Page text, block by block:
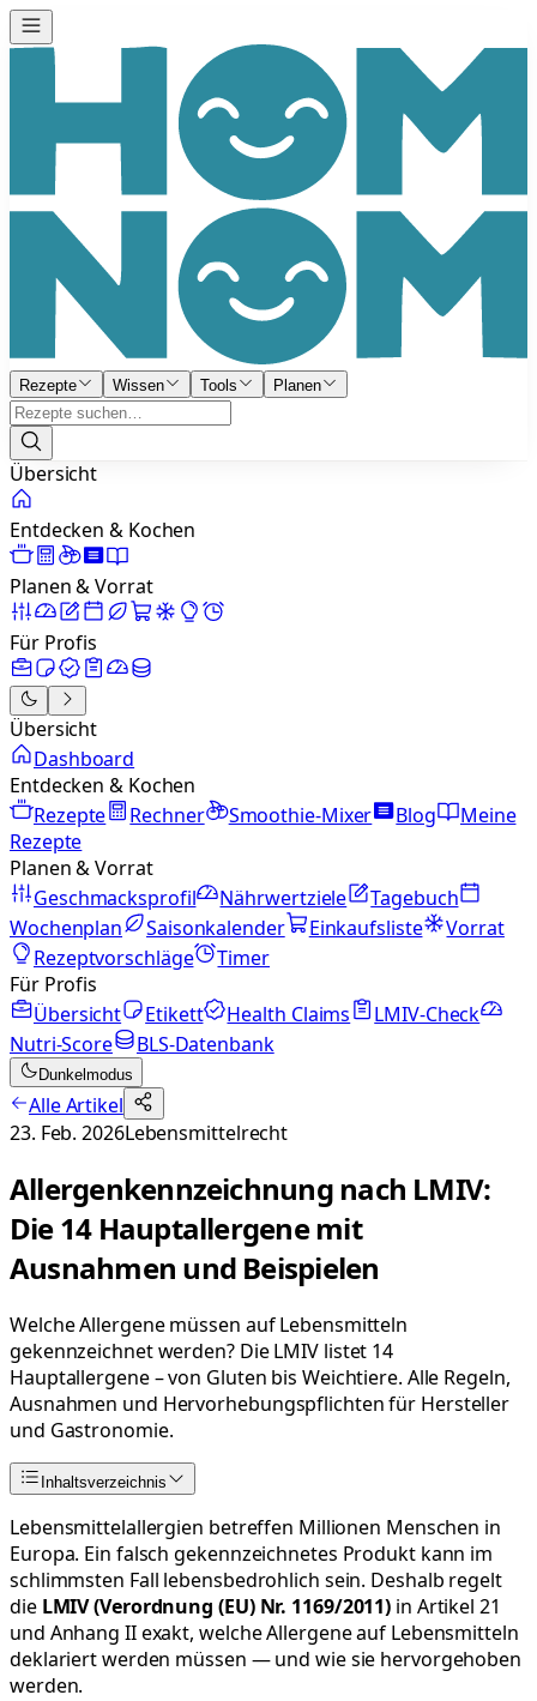
Rezepte Wissen Tools Planen
Übersicht
Entdecken & Kochen
Planen & Vorrat
Für Profis
Übersicht
Dashboard
Entdecken & Kochen
Rezepte
Rechner Smoothie-Mixer Blog
Meine
Rezepte
Planen & Vorrat
Geschmacksprofil
Nährwertziele
Tagebuch
Wochenplan
Saisonkalender Einkaufsliste
Vorrat
Rezeptvorschläge
Timer
Für Profis
Übersicht
Etikett Health Claims
LMIV-Check
Nutri-Score
BLS-Datenbank
Dunkelmodus
Alle Artikel
23. Feb. 2026Lebensmittelrecht
Allergenkennzeichnung nach LMIV:
Die 14 Hauptallergene mit
Ausnahmen und Beispielen
Welche Allergene müssen auf Lebensmitteln
gekennzeichnet werden? Die LMIV listet 14
Hauptallergene – von Gluten bis Weichtiere. Alle Regeln,
Ausnahmen und Hervorhebungspflichten für Hersteller
und Gastronomie.
Inhaltsverzeichnis
Lebensmittelallergien betreffen Millionen Menschen in
Europa. Ein falsch gekennzeichnetes Produkt kann im
schlimmsten Fall lebensbedrohlich sein. Deshalb regelt
die LMIV (Verordnung (EU) Nr. 1169/2011) in Artikel 21
und Anhang II exakt, welche Allergene auf Lebensmitteln
deklariert werden müssen — und wie sie hervorgehoben
werden.